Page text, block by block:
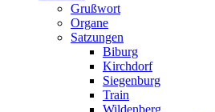
Grußwort
Organe
Satzungen
Biburg
Kirchdorf
Siegenburg
Train
Wildenberg